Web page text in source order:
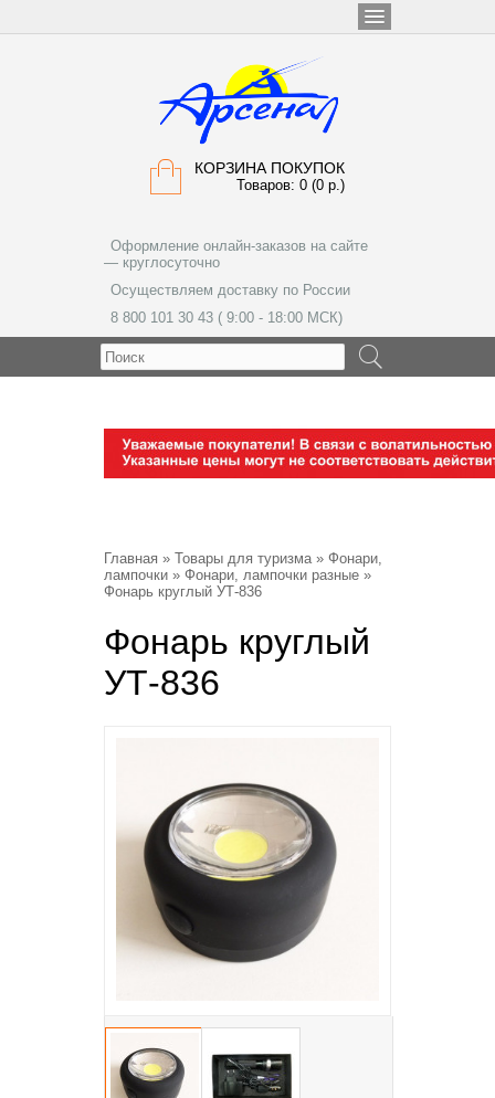
КОРЗИНА ПОКУПОК
Товаров: 0 (0 р.)
Оформление онлайн-заказов на сайте
— круглосуточно
Осуществляем доставку по России
8 800 101 30 43 ( 9:00 - 18:00 МСК)
Главная » Товары для туризма» Фонари,
лампочки » Фонари, лампочки разные »
Фонарь круглый УТ-836
Фонарь круглый
УТ-836